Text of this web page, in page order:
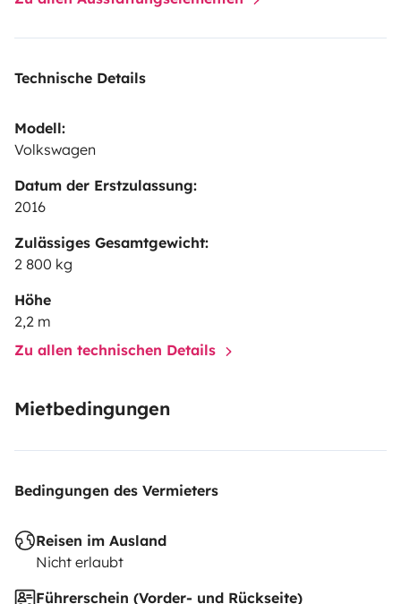
the ideal way to explore Portugal with freedom and
comfort.
Technische Details
Modell:
Volkswagen
Datum der Erstzulassung:
2016
Zulässiges Gesamtgewicht:
2 800 kg
Höhe
2,2 m
Zu allen technischen Details
Mietbedingungen
Bedingungen des Vermieters
Reisen im Ausland
Nicht erlaubt
Führerschein (Vorder- und Rückseite)